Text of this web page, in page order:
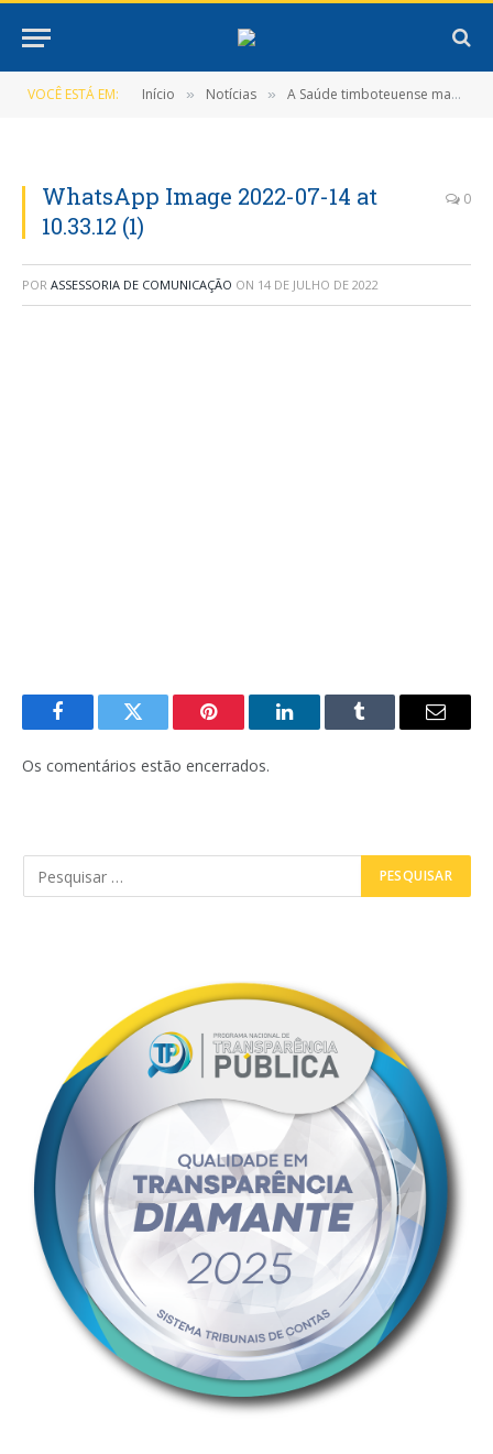
VOCÊ ESTÁ EM: Início » Notícias » A Saúde timboteuense marca presença na 36º edição do Congresso do Conselho Nacional de Secretarias Municipais de Saúde
WhatsApp Image 2022-07-14 at
10.33.12 (1)
0
POR ASSESSORIA DE COMUNICAÇÃO ON 14 DE JULHO DE 2022
FacebookTwitter Pinterest LinkedInTumblr
E-
Os comentários estão encerrados.